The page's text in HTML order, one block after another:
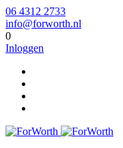
06 4312 2733
info@forworth.nl
0
Inloggen